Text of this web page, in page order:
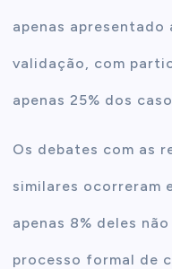
apenas apresentado
validação, com
apenas 25% dos
Os debates com as
similares ocorreram
apenas 8% deles
processo formal de